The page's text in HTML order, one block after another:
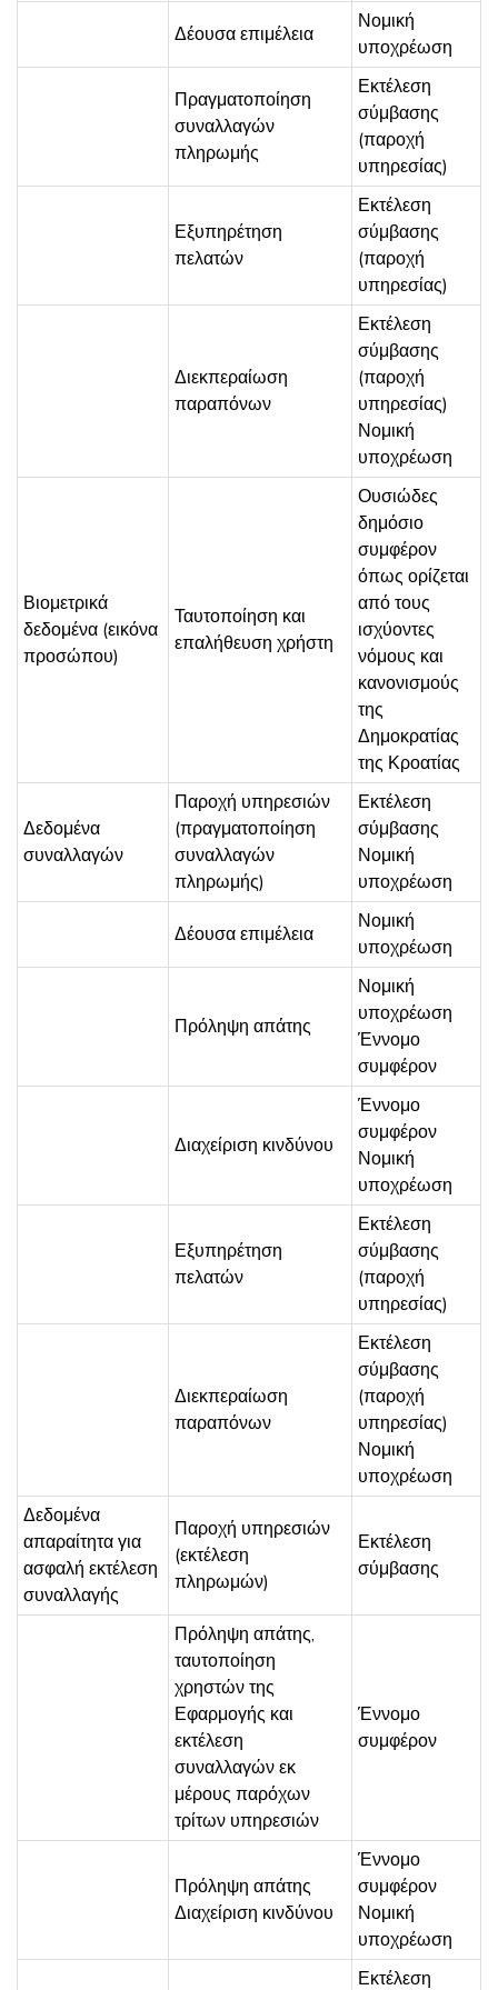
Δέουσα επιμέλεια
Νομική
υποχρέωση
Πραγματοποίηση
συναλλαγών
πληρωμής
Εκτέλεση
σύμβασης
(παροχή
υπηρεσίας)
Εξυπηρέτηση
πελατών
Εκτέλεση
σύμβασης
(παροχή
υπηρεσίας)
Διεκπεραίωση
παραπόνων
Εκτέλεση
σύμβασης
(παροχή
υπηρεσίας)
Νομική
υποχρέωση
Βιομετρικά
δεδομένα (εικόνα
προσώπου)
Ταυτοποίηση και
επαλήθευση χρήστη
Ουσιώδες
δημόσιο
συμφέρον
όπως ορίζεται
από τους
ισχύοντες
νόμους και
κανονισμούς
της
Δημοκρατίας
της Κροατίας
Δεδομένα
συναλλαγών
Παροχή υπηρεσιών
(πραγματοποίηση
συναλλαγών
πληρωμής)
Εκτέλεση
σύμβασης
Νομική
υποχρέωση
Δέουσα επιμέλεια
Νομική
υποχρέωση
Πρόληψη απάτης
Νομική
υποχρέωση
Έννομο
συμφέρον
Διαχείριση κινδύνου
Έννομο
συμφέρον
Νομική
υποχρέωση
Εξυπηρέτηση
πελατών
Εκτέλεση
σύμβασης
(παροχή
υπηρεσίας)
Διεκπεραίωση
παραπόνων
Εκτέλεση
σύμβασης
(παροχή
υπηρεσίας)
Νομική
υποχρέωση
Δεδομένα
απαραίτητα για
ασφαλή εκτέλεση
συναλλαγής
Παροχή υπηρεσιών
(εκτέλεση
πληρωμών)
Εκτέλεση
σύμβασης
Πρόληψη απάτης,
ταυτοποίηση
χρηστών της
Εφαρμογής και
εκτέλεση
συναλλαγών εκ
μέρους παρόχων
τρίτων υπηρεσιών
Έννομο
συμφέρον
Πρόληψη απάτης
Διαχείριση κινδύνου
Έννομο
συμφέρον
Νομική
υποχρέωση
Εκτέλεση